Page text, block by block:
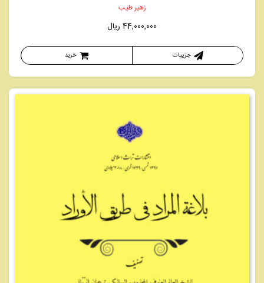
زهیر طیب
44,000,000 ریال
جزییات خرید